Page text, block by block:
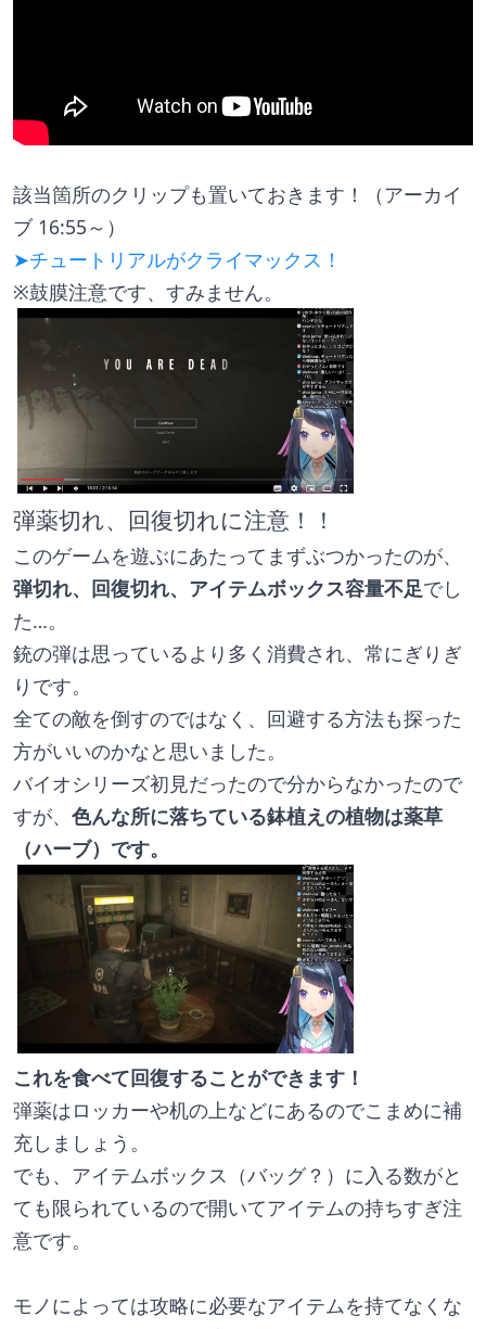
該当箇所のクリップも置いておきます！（アーカイ
ブ 16:55～）
➤チュートリアルがクライマックス！
※​​鼓膜注意です、すみません。
弾薬切れ、回復切れに注意！！
このゲームを遊ぶにあたってまずぶつかったのが、
弾切れ、回復切れ、アイテムボックス容量不足でし
た…。
銃の弾は思っているより多く消費され、常にぎりぎ
りです。
全ての敵を倒すのではなく、回避する方法も探った
方がいいのかなと思いました。
バイオシリーズ初見だったので分からなかったので
すが、 色んな所に落ちている鉢植えの植物は薬草
（ハーブ）です。
これを食べて回復することができます！
弾薬はロッカーや机の上などにあるのでこまめに補
充しましょう。
でも、アイテムボックス（バッグ？）に入る数がと
ても限られているので開いてアイテムの持ちすぎ注
意です。
モノによっては攻略に必要なアイテムを持てなくな